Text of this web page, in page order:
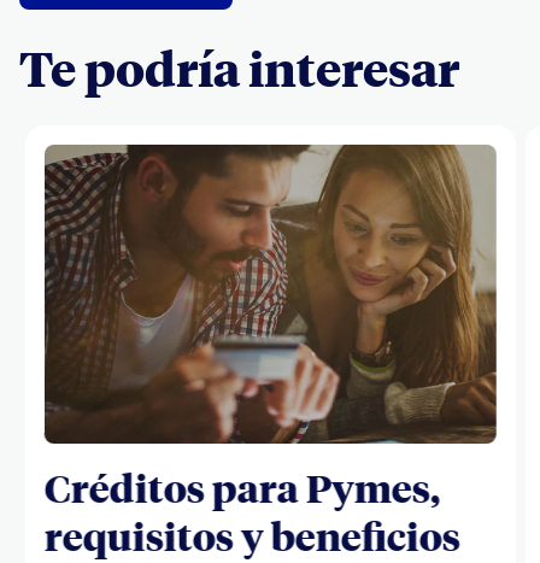
Te podría interesar
Créditos para Pymes,
requisitos y beneficios